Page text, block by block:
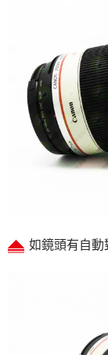
如鏡頭有自動